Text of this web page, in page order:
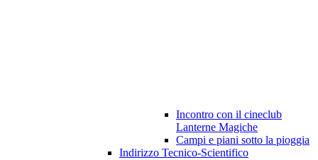
Incontro con il cineclub
Lanterne Magiche
Campi e piani sotto la pioggia
Indirizzo Tecnico-Scientifico